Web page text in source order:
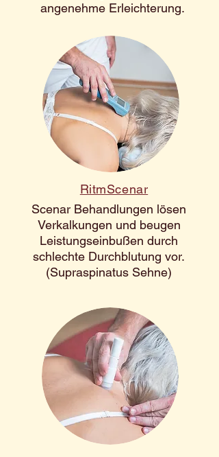
angenehme Erleichterung.
RitmScenar
Scenar Behandlungen lösen
Verkalkungen und beugen
Leistungseinbußen durch
schlechte Durchblutung vor.
(Supraspinatus Sehne)